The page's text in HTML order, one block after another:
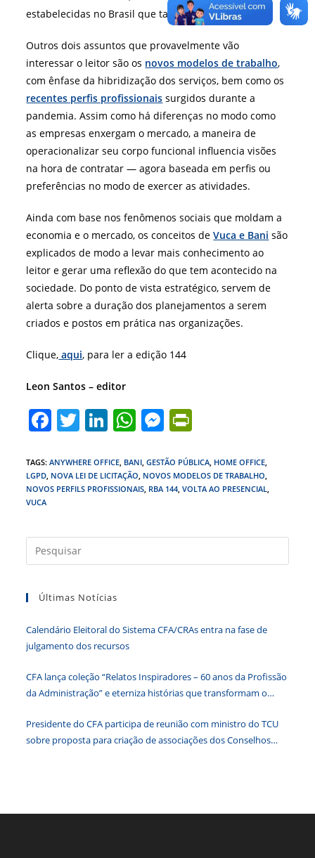
estabelecidas no Brasil que tange ao tema.
Outros dois assuntos que provavelmente vão
interessar o leitor são os novos modelos de trabalho,
com ênfase da hibridização dos serviços, bem como os
recentes perfis profissionais surgidos durante a
pandemia. Assim como há diferenças no modo como
as empresas enxergam o mercado, a maneira de
operacionalizar seu corpo funcional influencia visões
na hora de contratar — agora baseada em perfis ou
preferências no modo de exercer as atividades.
Ainda com base nos fenômenos sociais que moldam a
economia e o mercado, os conceitos deVuca e Bani são
explicados de modo a levar mais conhecimento ao
leitor e gerar uma reflexão do que tem acontecido na
sociedade. Do ponto de vista estratégico, servem de
alerta sobre a duração dos planejamentos a serem
criados e postos em prática nas organizações.
Clique, aqui, para ler a edição 144
Leon Santos – editor
F
c
e
o
o
T
itt
er
Li
k
e
n
W
at
s
p
M
ss
e
g
tF
ri
n
TAGS:ANYWHERE OFFICE BANI GESTÃO PÚBLICA HOME OFFICE
LGPD NOVA LEI DE LICITAÇÃO NOVOS MODELOS DE TRABALHO
NOVOS PERFILS PROFISSIONAIS RBA 144 VOLTA AO PRESENCIAL
VUCA
a
Últimas Notícias
Calendário Eleitoral do Sistema CFA/CRAs entra na fase de
julgamento dos recursos
CFA lança coleção “Relatos Inspiradores – 60 anos da Profissão
da Administração” e eterniza histórias que transformam o
Presidente do CFA participa de reunião com ministro do TCU
sobre proposta para criação de associações dos Conselhos